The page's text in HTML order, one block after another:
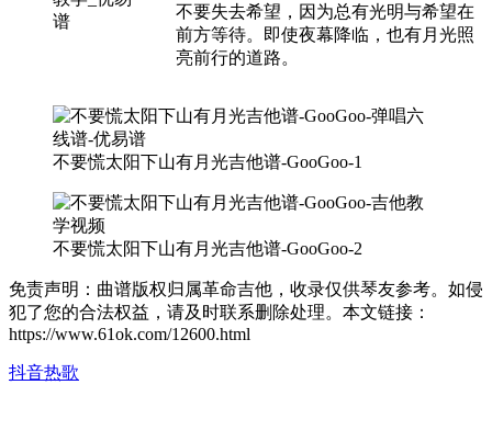
不要失去希望，因为总有光明与希望在
前方等待。即使夜幕降临，也有月光照
亮前行的道路。
不要慌太阳下山有月光吉他谱-GooGoo-1
不要慌太阳下山有月光吉他谱-GooGoo-2
免责声明：曲谱版权归属革命吉他，收录仅供琴友参考。如侵
犯了您的合法权益，请及时联系删除处理。本文链接：
https://www.61ok.com/12600.html
抖音热歌